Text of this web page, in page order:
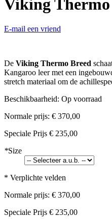
Viking Thermo
E-mail een vriend
De Viking Thermo Breed
Kangaroo leer met een
stretch materiaal om de
Beschikbaarheid: Op voorraad
Normale prijs: € 370,00
Speciale Prijs € 235,00
*Size
* Verplichte velden
Normale prijs: € 370,00
Speciale Prijs € 235,00